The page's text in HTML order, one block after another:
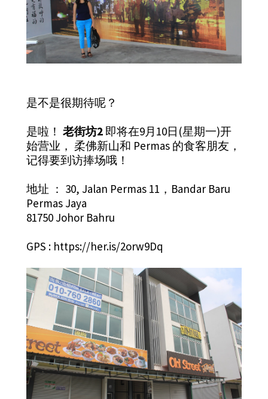
是不是很期待呢？
是啦！ 老街坊2 即将在9月10日(星期一)开
始营业， 柔佛新山和 Permas 的食客朋友，
记得要到访捧场哦！
地址 ： 30, Jalan Permas 11，Bandar Baru
Permas Jaya
81750 Johor Bahru
GPS : https://her.is/2orw9Dq